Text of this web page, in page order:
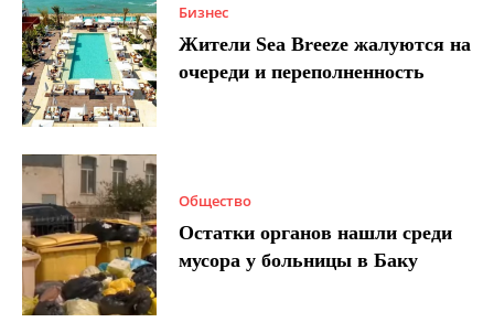
Бизнес
Жители Sea Breeze жалуются на
очереди и переполненность
Общество
Остатки органов нашли среди
мусора у больницы в Баку